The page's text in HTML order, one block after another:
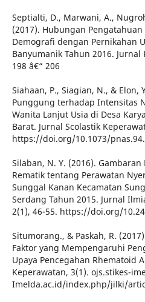
Septialti, D., Marwani, A.,
(2017). Hubungan
Demografi dengan Pernikahan
Banyumanik Tahun 2016.
198 â€“ 206
Siahaan, P., Siagian, N., & Elon,
Punggung terhadap Intensitas
Wanita Lanjut Usia di Desa
Barat. Jurnal Scolastik
https://doi.org/10.1073/
Silaban, N. Y. (2016).
Rematik tentang Perawatan
Sunggal Kanan Kecamatan
Serdang Tahun 2015. Jurnal
2(1), 46-55. https://doi.org/
Situmorang., & Paskah, R.
Faktor yang Mempengaruhi
Upaya Pencegahan Rhematoid
Keperawatan, 3(1). ojs.stikes-
Imelda.ac.id/index.php/jilki/